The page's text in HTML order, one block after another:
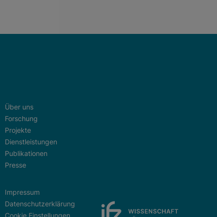
Über uns
Forschung
Projekte
Dienstleistungen
Publikationen
Presse
Impressum
Datenschutzerklärung
Cookie Einstellungen